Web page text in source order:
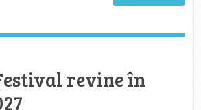
revine în